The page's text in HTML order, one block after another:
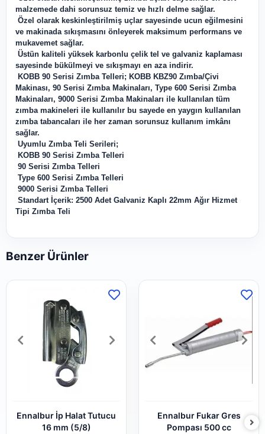
malzemede dahi sorunsuz temiz ve hızlı delme sağlar.
Özel olarak keskinleştirilmiş uçlar sayesinde ucun eğilmesini
ve makinada sıkışmasını önleyerek maksimum performans ve
mukavemet sağlar.
Üstün kaliteli yüksek karbonlu çelik tel ve galvaniz kaplaması
sayesinde bükülmeyi ve sıkışmayı en aza indirir.
KOBB 90 Serisi Zımba Telleri; KOBB KBZ90 Zımba/Çivi
Makinası, 90 Serisi Zımba Makinaları, Type 600 Serisi Zımba
Makinaları, 9000 Serisi Zımba Makinaları ile kullanılan tüm
zımba makineleri ile kullanılır bu sayede en yaygın kullanılan
zımba tabancaları ile her zaman sorunsuz kullanım imkânı
sağlar.
Uyumlu Zımba Teli Serileri;
KOBB 90 Serisi Zımba Telleri
90 Serisi Zımba Telleri
Type 600 Serisi Zımba Telleri
9000 Serisi Zımba Telleri
Standart İçerik: 2500 Adet Galvaniz Kaplı 22mm Ağır Hizmet
Tipi Zımba Teli
Benzer Ürünler
Ennalbur İp Halat Tutucu
16 mm (5/8)
Ennalbur Fukar Gres
Pompası 500 cc